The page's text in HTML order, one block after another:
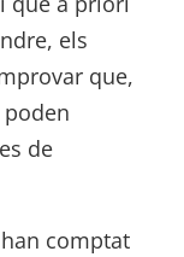
els
que,
poden
de
comptat